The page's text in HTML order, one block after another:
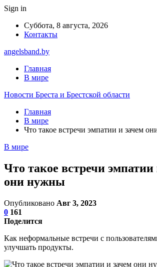
Sign in
Суббота, 8 августа, 2026
Контакты
angelsband.by
Главная
В мире
Новости Бреста и Брестской области
Главная
В мире
Что такое встречи эмпатии и зачем
В мире
Что такое встречи эмпатии
они нужны
Опубликовано Авг 3, 2023
0 161
Поделится
Как неформальные встречи с
улучшать продукты.